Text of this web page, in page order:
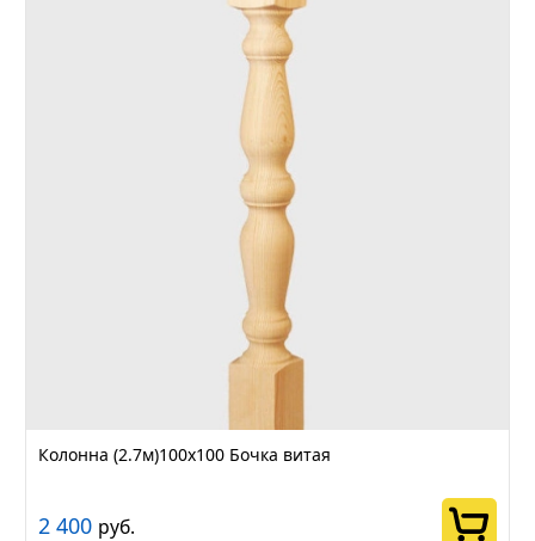
Колонна (2.7м)100х100 Бочка витая
2 400 руб.